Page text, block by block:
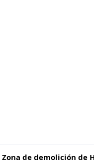
Zona de demolición de